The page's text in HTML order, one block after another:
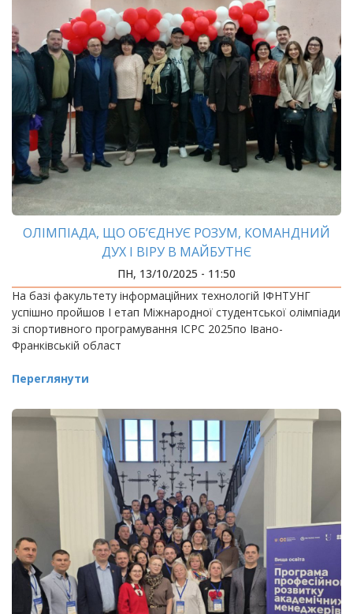
ОЛІМПІАДА, ЩО ОБ’ЄДНУЄ РОЗУМ, КОМАНДНИЙ
ДУХ І ВІРУ В МАЙБУТНЄ
ПН, 13/10/2025 - 11:50
На базі факультету інформаційних технологій ІФНТУНГ
успішно пройшов І етап Міжнародної студентської олімпіади
зі спортивного програмування ICPC 2025по Івано-
Франківській област
Переглянути